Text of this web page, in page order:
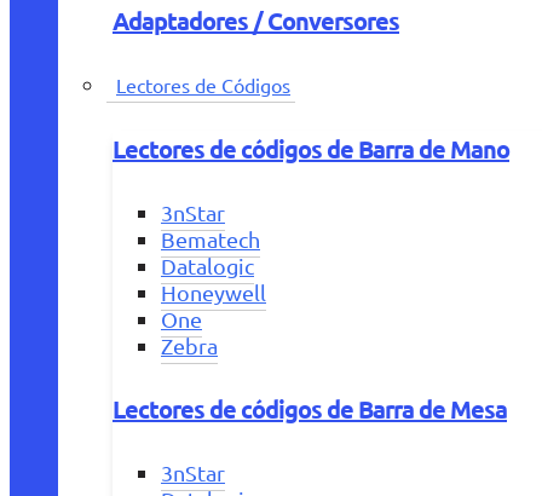
Adaptadores / Conversores
Lectores de Códigos
Lectores de códigos de Barra de Mano
3nStar
Bematech
Datalogic
Honeywell
One
Zebra
Lectores de códigos de Barra de Mesa
3nStar